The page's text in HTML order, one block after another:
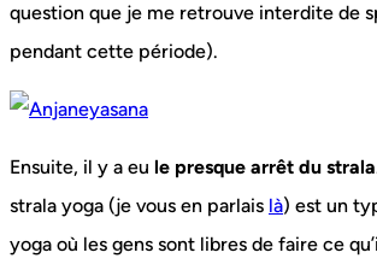
question que je me retrouve interdite de
pendant cette période).
Ensuite, il y a eu le presque arrêt du strala
strala yoga (je vous en parlais là) est un
yoga où les gens sont libres de faire ce